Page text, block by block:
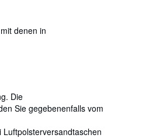
denen in
Die
Sie gegebenenfalls vom